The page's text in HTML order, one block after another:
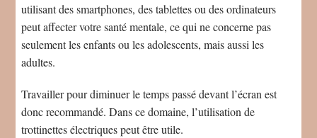
utilisant des smartphones, des tablettes ou des ordinateurs
peut affecter votre santé mentale, ce qui ne concerne pas
seulement les enfants ou les adolescents, mais aussi les
adultes.
Travailler pour diminuer le temps passé devant l’écran est
donc recommandé. Dans ce domaine, l’utilisation de
trottinettes électriques peut être utile.